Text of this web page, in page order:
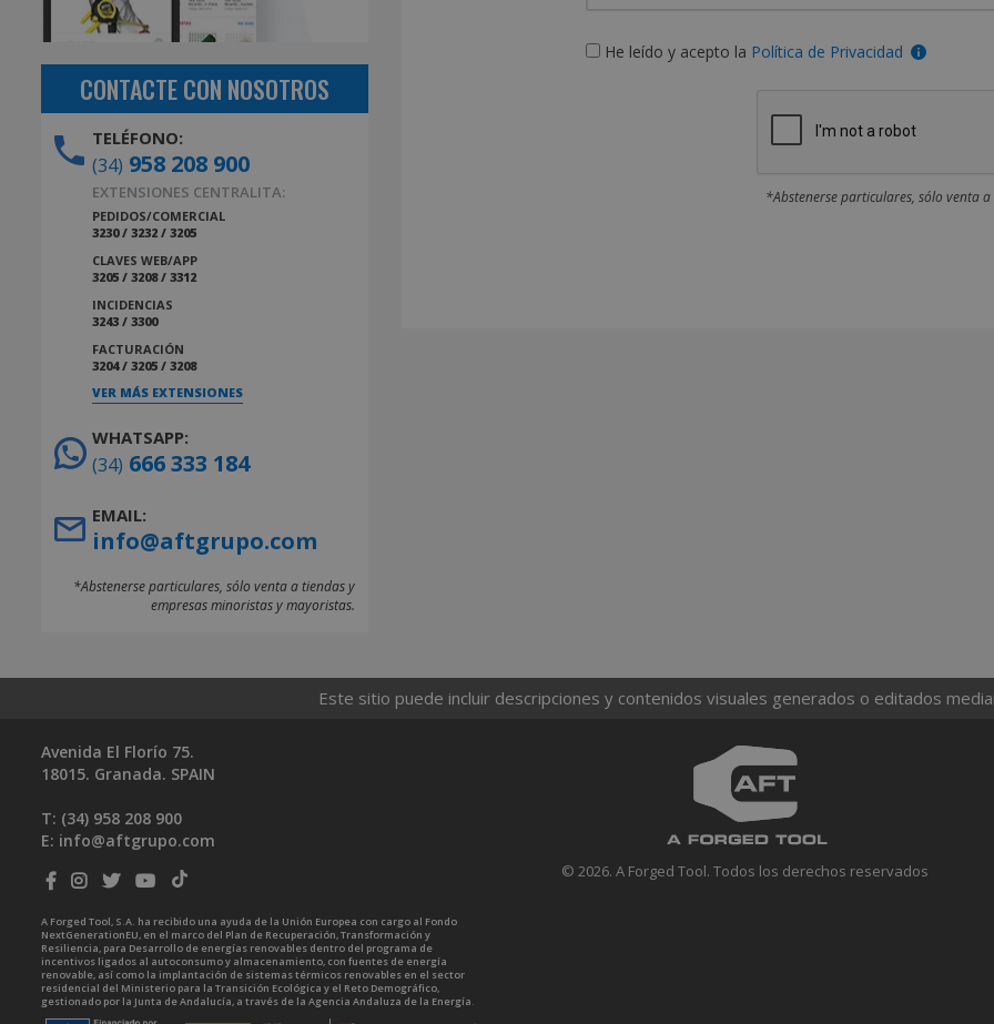
He leído y acepto la Política de Privacidad
*Abstenerse particulares, sólo venta
CONTACTE CON NOSOTROS
TELÉFONO:
(34) 958 208 900
EXTENSIONES CENTRALITA:
PEDIDOS/COMERCIAL
3230 / 3232 / 3205
CLAVES WEB/APP
3205 / 3208 / 3312
INCIDENCIAS
3243 / 3300
FACTURACIÓN
3204 / 3205 / 3208
VER MÁS EXTENSIONES
WHATSAPP:
(34) 666 333 184
EMAIL:
info@aftgrupo.com
*Abstenerse particulares, sólo venta a tiendas y
empresas minoristas y mayoristas.
Este sitio puede incluir descripciones y contenidos visuales generados o editados
© 2026. A Forged Tool. Todos los derechos reservados
Avenida El Florío 75.
18015. Granada. SPAIN
T: (34) 958 208 900
E: info@aftgrupo.com
A Forged Tool, S.A. ha recibido una ayuda de la Unión Europea con cargo al Fondo
NextGenerationEU, en el marco del Plan de Recuperación, Transformación y
Resiliencia, para Desarrollo de energías renovables dentro del programa de
incentivos ligados al autoconsumo y almacenamiento, con fuentes de energía
renovable, así como la implantación de sistemas térmicos renovables en el sector
residencial del Ministerio para la Transición Ecológica y el Reto Demográfico,
gestionado por la Junta de Andalucía, a través de la Agencia Andaluza de la Energía.